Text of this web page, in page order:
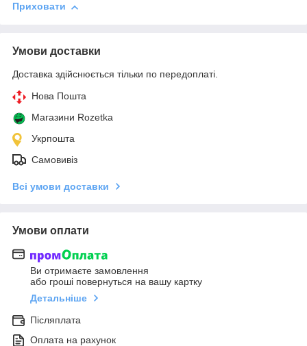
Приховати
Умови доставки
Доставка здійснюється тільки по передоплаті.
Нова Пошта
Магазини Rozetka
Укрпошта
Самовивіз
Всі умови доставки
Умови оплати
Ви отримаєте замовлення
або гроші повернуться на вашу картку
Детальніше
Післяплата
Оплата на рахунок